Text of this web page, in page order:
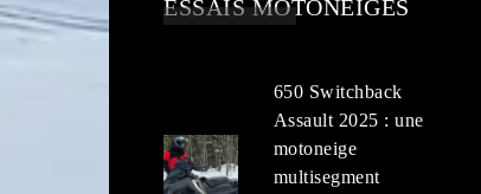
ESSAIS MOTONEIGES
650 Switchback
Assault 2025 : une
motoneige
multisegment